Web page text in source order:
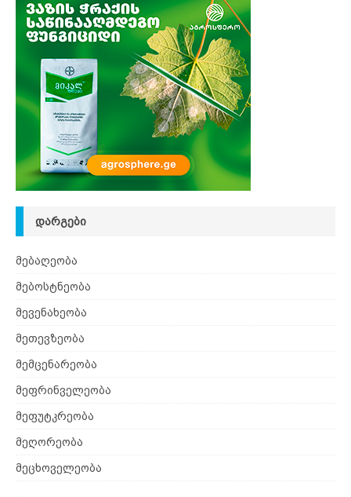
ᲓᲐᲠᲒᲔᲑᲘ
მებაღეობა
მებოსტნეობა
მევენახეობა
მეთევზეობა
მემცენარეობა
მეფრინველეობა
მეფუტკრეობა
მეღორეობა
მეცხოველეობა